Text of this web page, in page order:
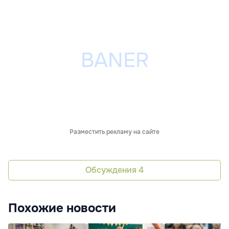
Разместить рекламу на сайте
Обсуждения 4
Похожие новости